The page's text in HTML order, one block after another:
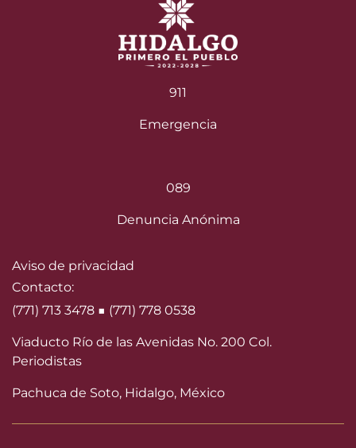
911
Emergencia
089
Denuncia Anónima
Aviso de privacidad
Contacto:
(771) 713 3478 ■ (771) 778 0538
Viaducto Río de las Avenidas No. 200 Col.
Periodistas
Pachuca de Soto, Hidalgo, México